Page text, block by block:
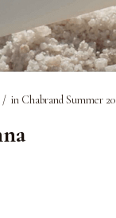
in Chabrand Summer 20